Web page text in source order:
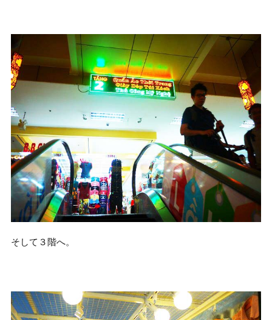
そして３階へ。